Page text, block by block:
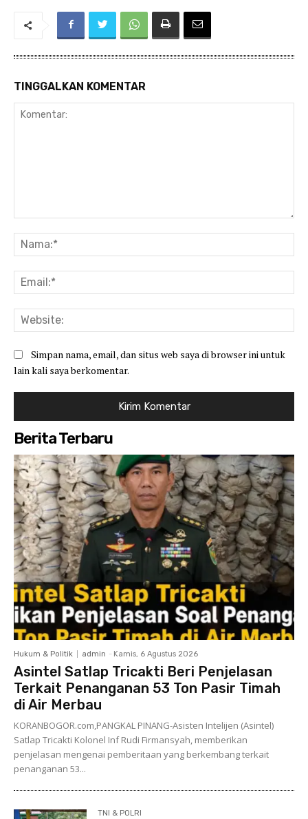
TINGGALKAN KOMENTAR
Simpan nama, email, dan situs web saya di browser ini untuk
lain kali saya berkomentar.
Berita Terbaru
Hukum & Politik admin - Kamis, 6 Agustus 2026
Asintel Satlap Tricakti Beri Penjelasan
Terkait Penanganan 53 Ton Pasir Timah
di Air Merbau
KORANBOGOR.com,PANGKAL PINANG-Asisten Intelijen (Asintel)
Satlap Tricakti Kolonel Inf Rudi Firmansyah, memberikan
penjelasan mengenai pemberitaan yang berkembang terkait
penanganan 53...
TNI & POLRI